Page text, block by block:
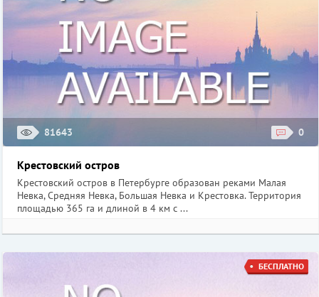
81643 0
Крестовский остров
Крестовский остров в Петербурге образован реками Малая
Невка, Средняя Невка, Большая Невка и Крестовка. Территория
площадью 365 га и длиной в 4 км с ...
БЕСПЛАТНО